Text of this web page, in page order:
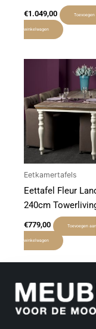
€1.049,00 Toevoegen
winkelwagen
Eetkamertafels
Eettafel Fleur
240cm
€779,00 Toevoegen aan
winkelwagen